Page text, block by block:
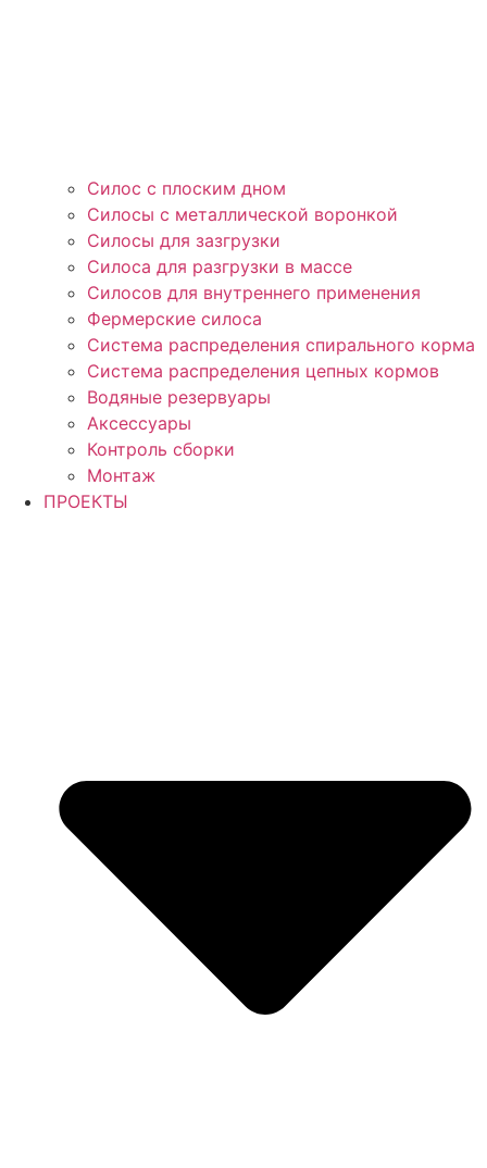
Силос с плоским дном
Силосы с металлической воронкой
Силосы для зазгрузки
Силоса для разгрузки в массе
Силосов для внутреннего применения
Фермерские силоса
Система распределения спирального корма
Система распределения цепных кормов
Водяные резервуары
Аксессуары
Контроль сборки
Монтаж
ПРОЕКТЫ